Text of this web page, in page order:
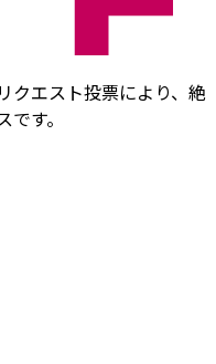
クエスト投票により、絶
す。